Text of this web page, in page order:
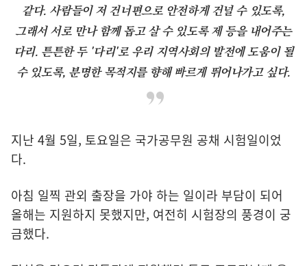
같다. 사람들이 저 건너편으로 안전하게 건널 수 있도록,
그래서 서로 만나 함께 돕고 살 수 있도록 제 등을 내어주는
다리. 튼튼한 두 '다리'로 우리 지역사회의 발전에 도움이 될
수 있도록, 분명한 목적지를 향해 빠르게 뛰어나가고 싶다.
지난 4월 5일, 토요일은 국가공무원 공채 시험일이었
다.
아침 일찍 관외 출장을 가야 하는 일이라 부담이 되어
올해는 지원하지 못했지만, 여전히 시험장의 풍경이 궁
금했다.